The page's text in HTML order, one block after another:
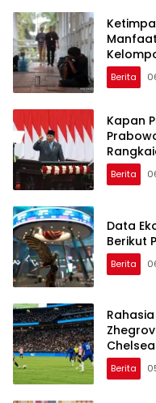
Berita
Kapan
Berita
Data
Berikut
Berita
Chelsea
Berita